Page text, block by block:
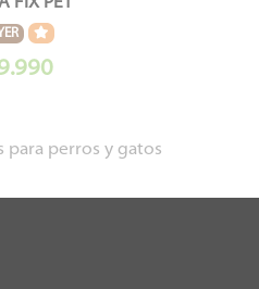
para perros y gatos